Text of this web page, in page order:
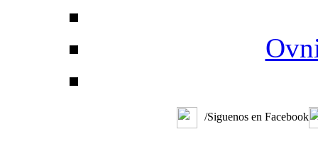
/Siguenos en Facebook